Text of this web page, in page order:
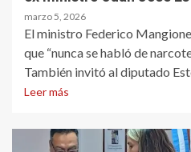
marzo 5, 2026
El ministro Federico
que “nunca se habló de
También invitó al diputado
Leer más